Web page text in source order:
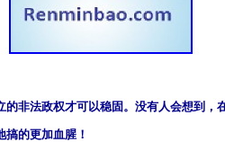
非法政权才可以稳固。没有人会想到，
的更加血腥！